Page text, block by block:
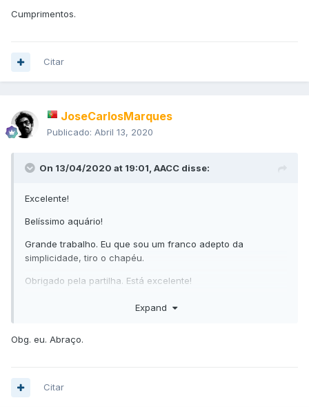
Cumprimentos.
Citar
JoseCarlosMarques
Publicado: Abril 13, 2020
On 13/04/2020 at 19:01, AACC disse:
Excelente!
Belíssimo aquário!
Grande trabalho. Eu que sou um franco adepto da
simplicidade, tiro o chapéu.
Obrigado pela partilha. Está excelente!
Expand
Obg. eu. Abraço.
Citar